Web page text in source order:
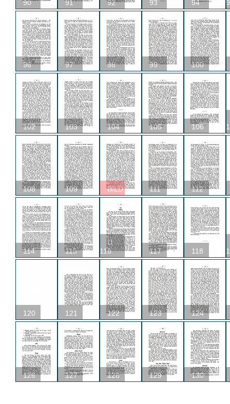
90 91 92 93 94
96 97 98 99 100
102 103 104 105 106
108 109 BILD 111 112
114 115
U
116
117 118
120 121 122 123 124
126 127 128 129 130